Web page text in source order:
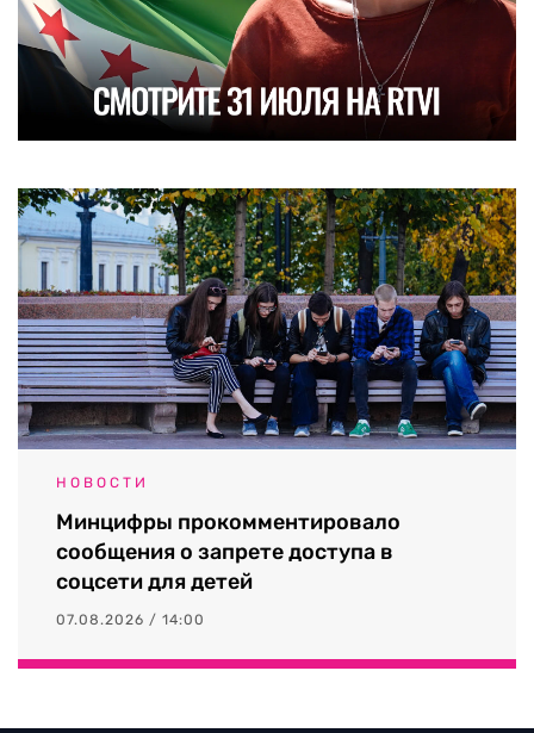
НОВОСТИ
Минцифры прокомментировало
сообщения о запрете доступа в
соцсети для детей
07.08.2026 / 14:00